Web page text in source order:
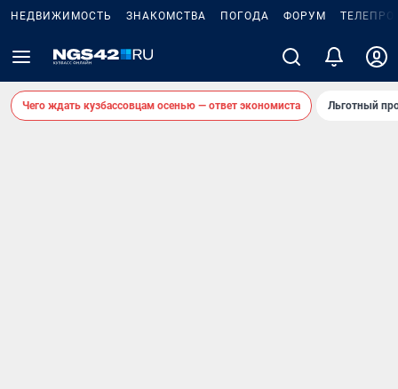
НЕДВИЖИМОСТЬ ЗНАКОМСТВА ПОГОДА ФОРУМ
Чего ждать кузбассовцам осенью — ответ экономиста Льготный